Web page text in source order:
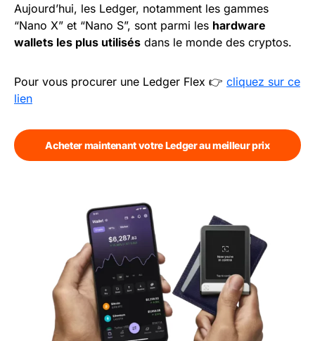
Aujourd’hui, les Ledger, notamment les gammes
“Nano X” et “Nano S”, sont parmi les hardware
wallets les plus utilisés dans le monde des cryptos.
Pour vous procurer une Ledger Flex 👉 cliquez sur ce
lien
Acheter maintenant votre Ledger au meilleur prix